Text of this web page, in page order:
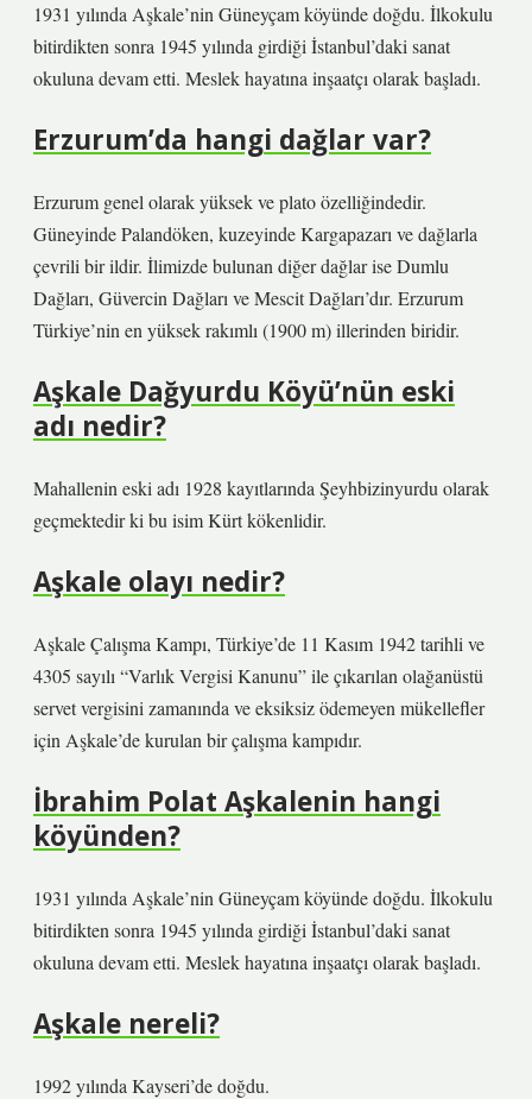
1931 yılında Aşkale’nin Güneyçam köyünde doğdu. İlkokulu
bitirdikten sonra 1945 yılında girdiği İstanbul’daki sanat
okuluna devam etti. Meslek hayatına inşaatçı olarak başladı.
Erzurum’da hangi dağlar var?
Erzurum genel olarak yüksek ve plato özelliğindedir.
Güneyinde Palandöken, kuzeyinde Kargapazarı ve dağlarla
çevrili bir ildir. İlimizde bulunan diğer dağlar ise Dumlu
Dağları, Güvercin Dağları ve Mescit Dağları’dır. Erzurum
Türkiye’nin en yüksek rakımlı (1900 m) illerinden biridir.
Aşkale Dağyurdu Köyü’nün eski
adı nedir?
Mahallenin eski adı 1928 kayıtlarında Şeyhbizinyurdu olarak
geçmektedir ki bu isim Kürt kökenlidir.
Aşkale olayı nedir?
Aşkale Çalışma Kampı, Türkiye’de 11 Kasım 1942 tarihli ve
4305 sayılı “Varlık Vergisi Kanunu” ile çıkarılan olağanüstü
servet vergisini zamanında ve eksiksiz ödemeyen mükellefler
için Aşkale’de kurulan bir çalışma kampıdır.
İbrahim Polat Aşkalenin hangi
köyünden?
1931 yılında Aşkale’nin Güneyçam köyünde doğdu. İlkokulu
bitirdikten sonra 1945 yılında girdiği İstanbul’daki sanat
okuluna devam etti. Meslek hayatına inşaatçı olarak başladı.
Aşkale nereli?
1992 yılında Kayseri’de doğdu.